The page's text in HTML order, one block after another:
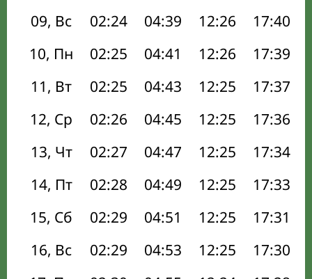
09, Вс
02:24 04:39 12:26 17:40
10, Пн
02:25 04:41 12:26 17:39
11, Вт
02:25 04:43 12:25 17:37
12, Ср
02:26 04:45 12:25 17:36
13, Чт
02:27 04:47 12:25 17:34
14, Пт
02:28 04:49 12:25 17:33
15, Сб
02:29 04:51 12:25 17:31
16, Вс
02:29 04:53 12:25 17:30